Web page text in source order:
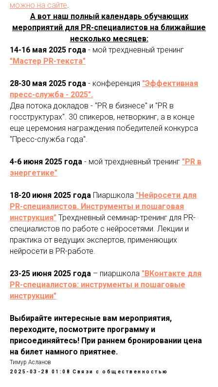
можно на сайте.
А вот наш полный календарь обучающих
мероприятий для PR-специалистов на ближайшие
несколько месяцев:
14-16 мая 2025 года - мой трехдневный тренинг
"Мастер PR-текста"
28-30 мая 2025 года - конференция "Эффективная
пресс-служба - 2025".
Два потока докладов - "PR в бизнесе" и "PR в
госструктурах". 30 спикеров, нетворкинг, а в конце
еще церемония награждения победителей конкурса
"Пресс-служба года".
4-6 июня 2025 года - мой трехдневный тренинг "PR в
энергетике"
18-20 июня 2025 года Пиаршкола "Нейросети для
PR-специалистов. Инструменты и пошаговая
инструкция" Трехдневный семинар-тренинг для PR-
специалистов по работе с нейросетями. Лекции и
практика от ведущих экспертов, применяющих
нейросети в PR-работе.
23-25 июня 2025 года – пиаршкола "ВКонтакте для
PR-специалистов: инструменты и пошаговые
инструкции"
Выбирайте интересные вам мероприятия,
переходите, посмотрите программу и
присоединяйтесь! При раннем бронировании цена
на билет намного приятнее.
Тимур Асланов
2025-03-28 01:08 Cвязи с общественностью